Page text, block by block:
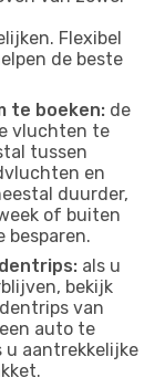
Flexibel
de beste
te boeken: de
vluchten te
tussen
en
duurder,
of buiten
besparen.
als u
bekijk
van
auto te
u aantrekkelijke